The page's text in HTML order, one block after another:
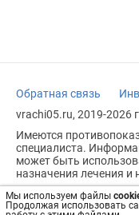
Мы используем файлы
Продолжая использовать
Обратная связь
vrachi05.ru, 2019-2026
Имеются
специалиста.
может быть
назначения лечения и
Возрастное